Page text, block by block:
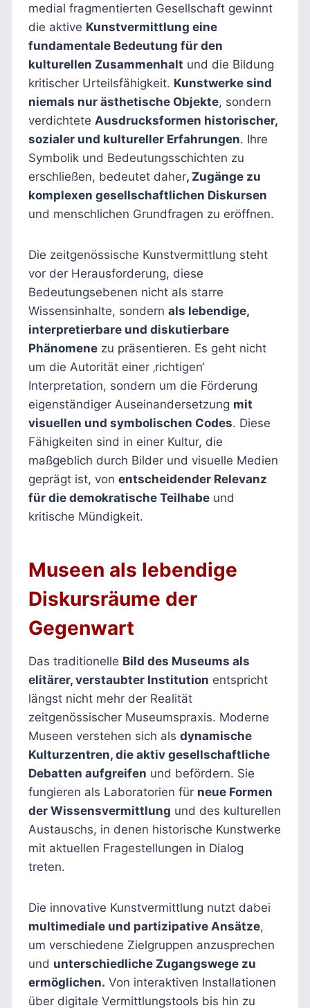
medial fragmentierten Gesellschaft gewinnt
die aktive Kunstvermittlung eine
fundamentale Bedeutung für den
kulturellen Zusammenhalt und die Bildung
kritischer Urteilsfähigkeit. Kunstwerke sind
niemals nur ästhetische Objekte, sondern
verdichtete Ausdrucksformen historischer,
sozialer und kultureller Erfahrungen. Ihre
Symbolik und Bedeutungsschichten zu
erschließen, bedeutet daher, Zugänge zu
komplexen gesellschaftlichen Diskursen
und menschlichen Grundfragen zu eröffnen.
Die zeitgenössische Kunstvermittlung steht
vor der Herausforderung, diese
Bedeutungsebenen nicht als starre
Wissensinhalte, sondern als lebendige,
interpretierbare und diskutierbare
Phänomenezu präsentieren. Es geht nicht
um die Autorität einer ‚richtigen‘
Interpretation, sondern um die Förderung
eigenständiger Auseinandersetzung mit
visuellen und symbolischen Codes. Diese
Fähigkeiten sind in einer Kultur, die
maßgeblich durch Bilder und visuelle Medien
geprägt ist, von entscheidender Relevanz
für die demokratische Teilhabeund
kritische Mündigkeit.
Museen als lebendige
Diskursräume der
Gegenwart
Das traditionelle Bild des Museums als
elitärer, verstaubter Institution entspricht
längst nicht mehr der Realität
zeitgenössischer Museumspraxis. Moderne
Museen verstehen sich als dynamische
Kulturzentren, die aktiv gesellschaftliche
Debatten aufgreifen und befördern. Sie
fungieren als Laboratorien für neue Formen
der Wissensvermittlung und des kulturellen
Austauschs, in denen historische Kunstwerke
mit aktuellen Fragestellungen in Dialog
treten.
Die innovative Kunstvermittlung nutzt dabei
multimediale und partizipative Ansätze,
um verschiedene Zielgruppen anzusprechen
und unterschiedliche Zugangswege zu
ermöglichen. Von interaktiven Installationen
über digitale Vermittlungstools bis hin zu